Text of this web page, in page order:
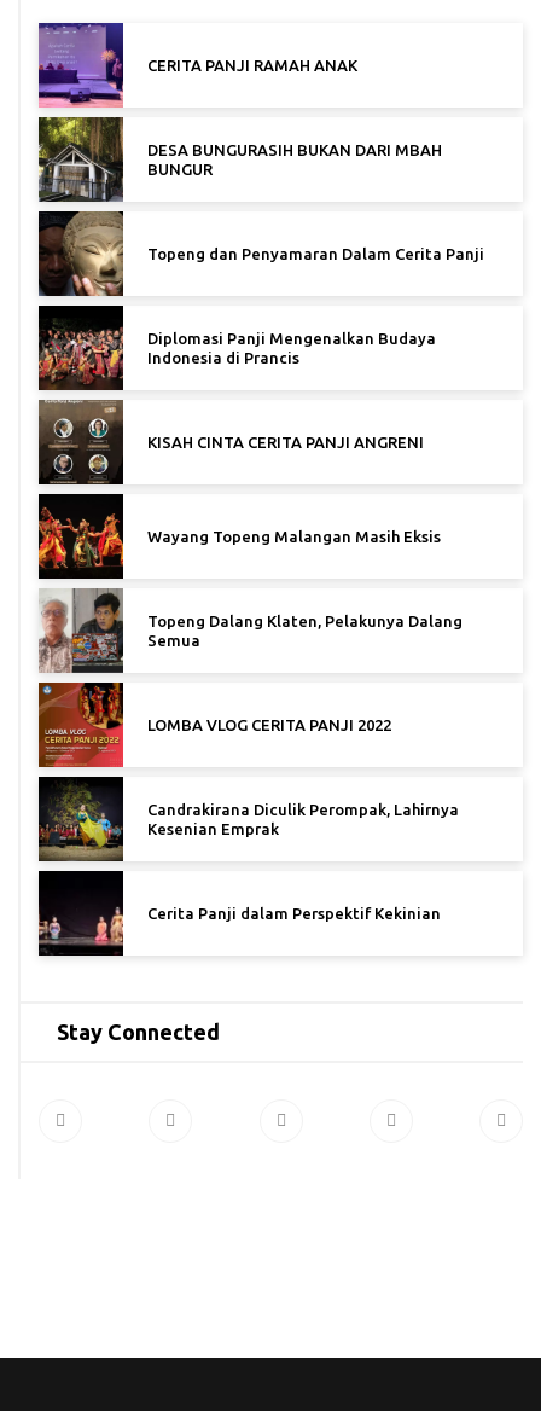
CERITA PANJI RAMAH ANAK
DESA BUNGURASIH BUKAN DARI MBAH
BUNGUR
Topeng dan Penyamaran Dalam Cerita Panji
Diplomasi Panji Mengenalkan Budaya
Indonesia di Prancis
KISAH CINTA CERITA PANJI ANGRENI
Wayang Topeng Malangan Masih Eksis
Topeng Dalang Klaten, Pelakunya Dalang
Semua
LOMBA VLOG CERITA PANJI 2022
Candrakirana Diculik Perompak, Lahirnya
Kesenian Emprak
Cerita Panji dalam Perspektif Kekinian
Stay Connected